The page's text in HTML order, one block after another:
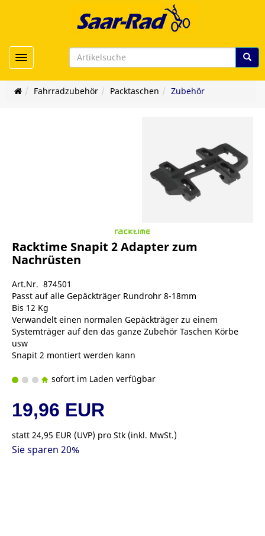
Toggle navigation
Fahrradzubehör Packtaschen Zubehör
Racktime Snapit 2 Adapter zum
Nachrüsten
Art.Nr. 874501
Passt auf alle Gepäckträger Rundrohr 8-18mm
Bis 12 Kg
Verwandelt einen normalen Gepäckträger zu einem
Systemträger auf den das ganze Zubehör Taschen Körbe
usw
Snapit 2 montiert werden kann
sofort im Laden verfügbar
19,96 EUR
statt 24,95 EUR (UVP) pro Stk (inkl. MwSt.)
Sie sparen 20%